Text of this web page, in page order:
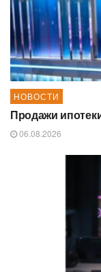
НОВОСТИ
Продажи
06.08.2026